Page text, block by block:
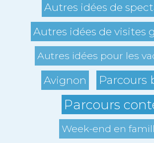
Autres idées de
Autres idées de visites
Autres idées pour les
Avignon Parcours
Parcours
Week-end en